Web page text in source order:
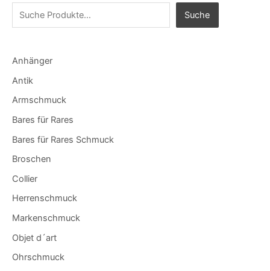
Suche
Anhänger
Antik
Armschmuck
Bares für Rares
Bares für Rares Schmuck
Broschen
Collier
Herrenschmuck
Markenschmuck
Objet d´art
Ohrschmuck